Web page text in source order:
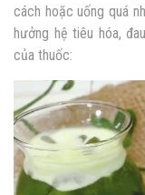
cách hoặc uống quá
hưởng hệ tiêu hóa,
của thuốc: